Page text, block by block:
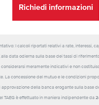
Richiedi informazioni
I calcoli riportati relativi a rate, interessi,
alla data odierna sulla base dei tassi di riferimento
considerarsi meramente indicativi e non
La concessione del mutuo e le condizioni
approvazione della banca erogante sulla base
TAEG è effettuato in maniera indipendente da